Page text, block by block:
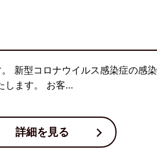
新型コロナウイルス感染症の感
します。 お客…
詳細を見る